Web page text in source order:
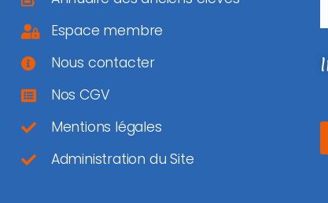
Espace membre
Nous contacter
Nos CGV
Mentions légales
Administration du Site